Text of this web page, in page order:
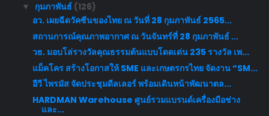
▼ กุมภาพันธ์ (126)
อว. เผยฉีดวัคซีนของไทย ณ วันที่ 28 กุมภาพันธ์ 2565...
สถานการณ์คุณภาพอากาศ ณ วันจันทร์ที่ 28 กุมภาพันธ์ ...
วธ. มอบโล่รางวัลคุณธรรมต้นแบบโดดเด่น 235 รางวัล เพ...
แม็คโคร สร้างโอกาสให้ SME และเกษตรกรไทย จัดงาน “SM...
อีวี ไพรมัส จัดประชุมดีลเลอร์ พร้อมเดินหน้าพัฒนาตล...
HARDMAN Warehouse ศูนย์รวมแบรนด์เครื่องมือช่าง
และ...